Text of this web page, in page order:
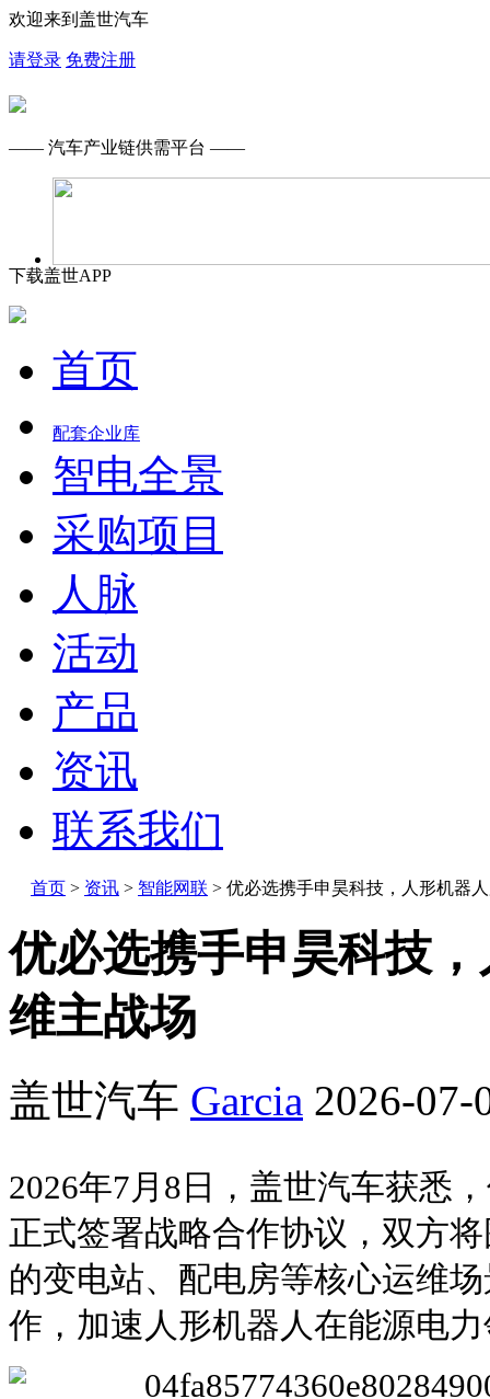
欢迎来到盖世汽车
请登录 免费注册
—— 汽车产业链供需平台 ——
下载盖世APP
首页
配套企业库
智电全景
采购项目
人脉
活动
产品
资讯
联系我们
首页 > 资讯 > 智能网联 > 优必选携手申昊科技，人形机器
优必选携手申昊科技
维主战场
盖世汽车 Garcia 2026-07-
2026年7月8日，盖世汽车获悉
正式签署战略合作协议，双方
的变电站、配电房等核心运维
作，加速人形机器人在能源电